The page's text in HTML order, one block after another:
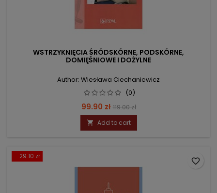
WSTRZYKNIĘCIA ŚRÓDSKÓRNE, PODSKÓRNE,
DOMIĘŚNIOWE I DOŻYLNE
Author: Wiesława Ciechaniewicz
(0)
Price
99.90 zł Regular
price
119.00 zł
 Add to cart
- 29.10 zł
favorite_border